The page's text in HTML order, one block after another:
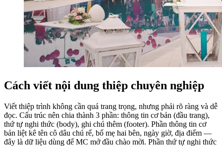
Cách viết nội dung thiệp chuyên nghiệp
Viết thiệp trình không cần quá trang trọng, nhưng phải rõ ràng và dễ
đọc. Cấu trúc nên chia thành 3 phần: thông tin cơ bản (đầu trang),
thứ tự nghi thức (body), ghi chú thêm (footer). Phần thông tin cơ
bản liệt kê tên cô dâu chú rể, bố mẹ hai bên, ngày giờ, địa điểm —
đây là dữ liệu dùng để MC mở đầu chào mời. Phần thứ tự nghi thức